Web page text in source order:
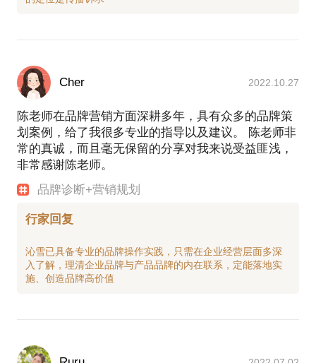
Cher 2022.10.27
陈老师在品牌营销方面深耕多年，具有众多的品牌策
划案例，给了我很多专业的指导以及建议。 陈老师非
常的真诚，而且毫无保留的分享对我来说受益匪浅，
非常感谢陈老师。
品牌诊断+营销规划
行家回复
沁雪已具备专业的品牌操作实践，只需在企业经营层面多深
入了解，理清企业品牌与产品品牌的内在联系，定能落地实